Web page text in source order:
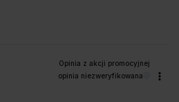
opinia niezweryfikowana